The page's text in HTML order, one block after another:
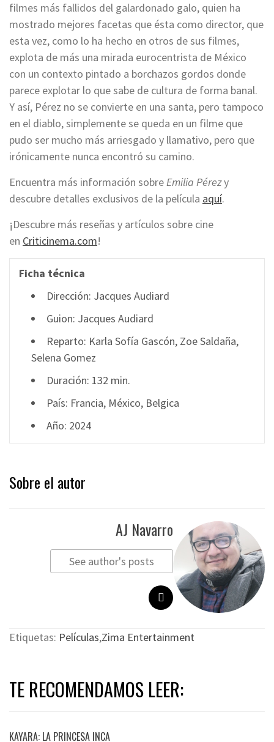
filmes más fallidos del galardonado galo, quien ha
mostrado mejores facetas que ésta como director, que
esta vez, como lo ha hecho en otros de sus filmes,
explota de más una mirada eurocentrista de México
con un contexto pintado a borchazos gordos donde
parece explotar lo que sabe de cultura de forma banal.
Y así, Pérez no se convierte en una santa, pero tampoco
en el diablo, simplemente se queda en un filme que
pudo ser mucho más arriesgado y llamativo, pero que
irónicamente nunca encontró su camino.
Encuentra más información sobreEmilia Pérezy
descubre detalles exclusivos de la película aquí.
¡Descubre más reseñas y artículos sobre cine
en Criticinema.com!
Ficha técnica
Dirección: Jacques Audiard
Guion: Jacques Audiard
Reparto: Karla Sofía Gascón, Zoe Saldaña,
Selena Gomez
Duración: 132 min.
País: Francia, México, Belgica
Año: 2024
Sobre el autor
AJ Navarro
See author's posts
Etiquetas: Películas,Zima Entertainment
TE RECOMENDAMOS LEER:
KAYARA: LA PRINCESA INCA